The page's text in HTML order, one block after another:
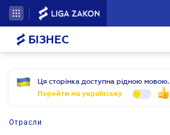
БІЗНЕС
Ця сторінка доступна рідною мовою.
Перейти на українську
Отрасли